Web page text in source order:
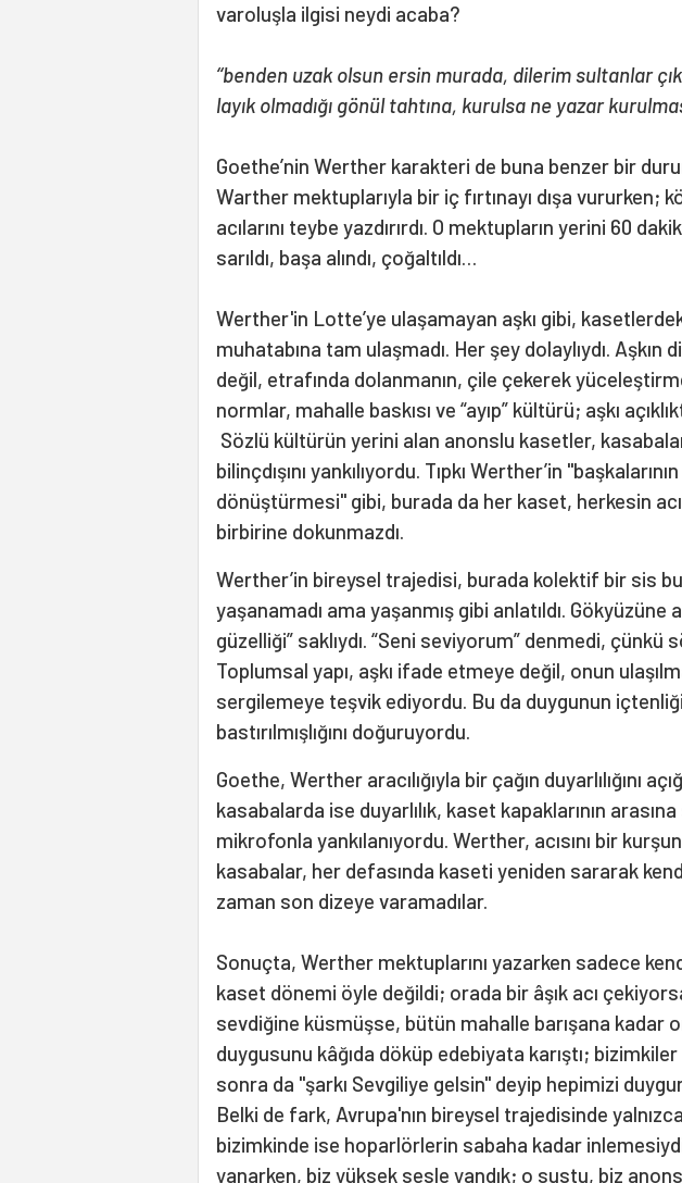
varoluşla ilgisi neydi acaba?
‘‘benden uzak olsun ersin murada, dilerim sultanlar
layık olmadığı gönül tahtına, kurulsa ne yazar
Goethe’nin Werther karakteri de buna benzer bir
Warther mektuplarıyla bir iç fırtınayı dışa vururken;
acılarını teybe yazdırırdı. O mektupların yerini 60
sarıldı, başa alındı, çoğaltıldı…
Werther'in Lotte’ye ulaşamayan aşkı gibi,
muhatabına tam ulaşmadı. Her şey dolaylıydı.
değil, etrafında dolanmanın, çile çekerek
normlar, mahalle baskısı ve “ayıp” kültürü; aşkı
Sözlü kültürün yerini alan anonslu kasetler,
bilinçdışını yankılıyordu. Tıpkı Werther’in
dönüştürmesi" gibi, burada da her kaset, herkesin
birbirine dokunmazdı.
Werther’in bireysel trajedisi, burada kolektif bir sis
yaşanamadı ama yaşanmış gibi anlatıldı. Gökyüzüne
güzelliği” saklıydı. “Seni seviyorum” denmedi, çünkü
Toplumsal yapı, aşkı ifade etmeye değil, onun
sergilemeye teşvik ediyordu. Bu da duygunun
bastırılmışlığını doğuruyordu.
Goethe, Werther aracılığıyla bir çağın duyarlılığını
kasabalarda ise duyarlılık, kaset kapaklarının
mikrofonla yankılanıyordu. Werther, acısını bir
kasabalar, her defasında kaseti yeniden sararak
zaman son dizeye varamadılar.
Sonuçta, Werther mektuplarını yazarken sadece
kaset dönemi öyle değildi; orada bir âşık acı
sevdiğine küsmüşse, bütün mahalle barışana kadar
duygusunu kâğıda döküp edebiyata karıştı;
sonra da "şarkı Sevgiliye gelsin" deyip hepimizi
Belki de fark, Avrupa'nın bireysel trajedisinde
bizimkinde ise hoparlörlerin sabaha kadar
yanarken, biz yüksek sesle yandık; o sustu, biz